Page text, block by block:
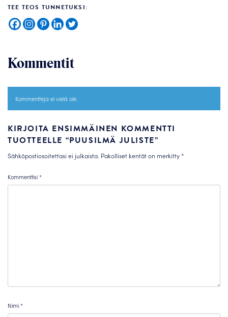
TEE TEOS TUNNETUKSI:
Kommentit
Kommentteja ei vielä ole.
KIRJOITA ENSIMMÄINEN KOMMENTTI
TUOTTEELLE “PUUSILMÄ JULISTE”
Sähköpostiosoitettasi ei julkaista. Pakolliset kentät on merkitty*
Kommenttisi*
Nimi*